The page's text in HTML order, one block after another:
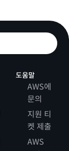
도움말
AWS에
문의
지원 티
켓 제출
AWS